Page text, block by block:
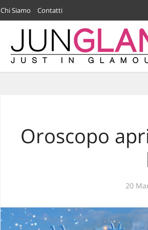
Chi Siamo Contatti
Oroscopo
20